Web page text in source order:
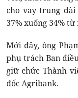
cho vay trung
37% xuống 34% từ
Mới đây, ông
phụ trách Ban
giữ chức Thành
đốc Agribank.